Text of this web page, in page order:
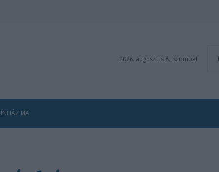
2026. augusztus 8., szombat
MA